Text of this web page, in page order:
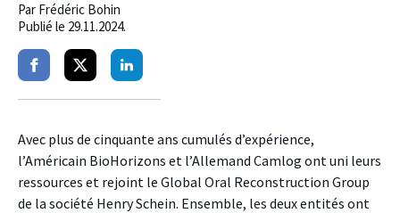
Par Frédéric Bohin
Publié le 29.11.2024.
PartagerPartagerPartager
Avec plus de cinquante ans cumulés d’expérience,
l’Américain BioHorizons et l’Allemand Camlog ont uni leurs
ressources et rejoint le Global Oral Reconstruction Group
de la société Henry Schein. Ensemble, les deux entités ont